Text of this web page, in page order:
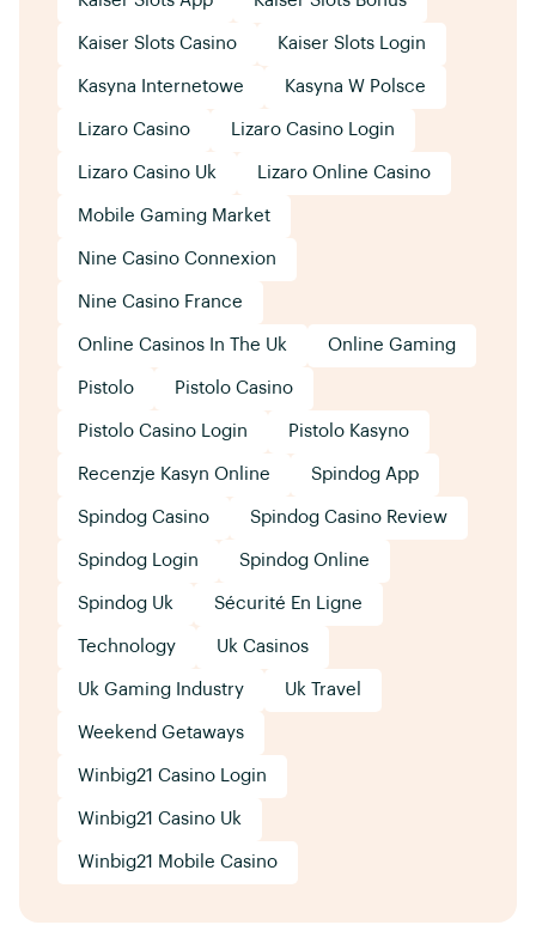
Kaiser Slots Casino Kaiser Slots Login
Kasyna Internetowe Kasyna W Polsce
Lizaro Casino Lizaro Casino Login
Lizaro Casino Uk Lizaro Online Casino
Mobile Gaming Market
Nine Casino Connexion
Nine Casino France
Online Casinos In The Uk Online Gaming
Pistolo Pistolo Casino
Pistolo Casino Login Pistolo Kasyno
Recenzje Kasyn Online Spindog App
Spindog Casino Spindog Casino Review
Spindog Login Spindog Online
Spindog Uk Sécurité En Ligne
Technology Uk Casinos
Uk Gaming Industry Uk Travel
Weekend Getaways
Winbig21 Casino Login
Winbig21 Casino Uk
Winbig21 Mobile Casino